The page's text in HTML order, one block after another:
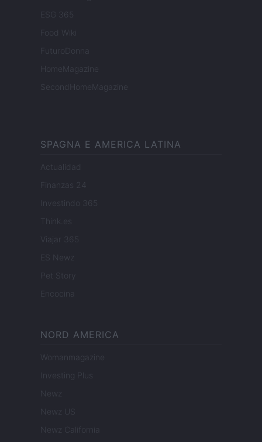
ESG 365
Food Wiki
FuturoDonna
HomeMagazine
SecondHomeMagazine
SPAGNA E AMERICA LATINA
Actualidad
Finanzas 24
Investindo 365
Think.es
Viajar 365
ES Newz
Pet Story
Encocina
NORD AMERICA
Womanmagazine
Investing Plus
Newz
Newz US
Newz California